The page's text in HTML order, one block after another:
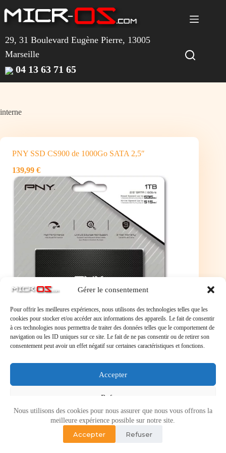
Gérer le consentement
Pour offrir les meilleures expériences, nous utilisons des technologies telles que les
cookies pour stocker et/ou accéder aux informations des appareils. Le fait de consentir
à ces technologies nous permettra de traiter des données telles que le comportement de
navigation ou les ID uniques sur ce site. Le fait de ne pas consentir ou de retirer son
consentement peut avoir un effet négatif sur certaines caractéristiques et fonctions.
Accepter
Refuser
Voir les préférences
Politique de cookiesPolitique de confidentialité
au
contenu
Nous utilisons des cookies pour nous assurer que nous vous offrons la
meilleure expérience possible sur notre site.
Accepter Refuser
29, 31 Boulevard Eugène Pierre, 13005
Marseille
04 13 63 71 65
interne
PNY SSD CS900 de 1000Go SATA 2,5″
139,99 €
1000Go Vitesse de Lecture jusqu'à 535MB/s